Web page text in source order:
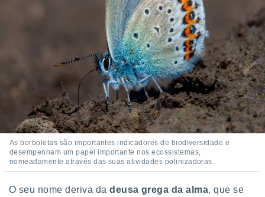
através
As borboletas são importantes indicadores de biodiversidade e
desempenham um papel importante nos ecossistemas,
nomeadamente através das suas atividades polinizadoras.
O seu nome deriva dadeusa grega da alma, que se